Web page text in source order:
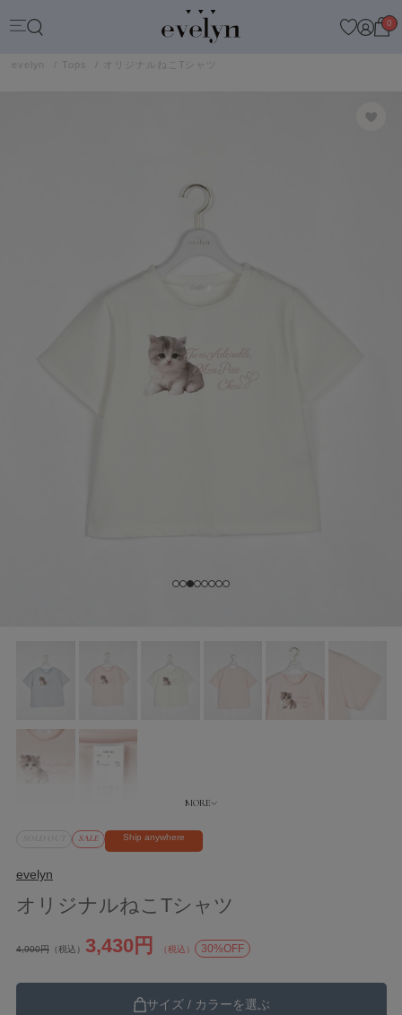
0
evelyn Tops オリジナルねこTシャツ
SALE Ship anywhere
evelyn
オリジナルねこTシャツ
4,900円 （税込） 3,430円 （税込） 30%OFF
サイズ / カラーを選ぶ